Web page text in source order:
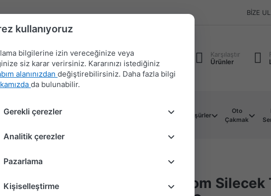
BIZE
Karşılaştır
Ürünler
Far
Sinyal-
Merkezi
Müşürler
Oto
Çakmak
Ford Custom Silecek
kullanıyoruz
bilgilerine izin vereceğinize veya
siz karar verirsiniz. Kararınızı istediğiniz
alanınızdan değiştirebilirsiniz. Daha fazla bilgi
da bulunabilir.
Gerekli çerezler
Analitik çerezler
Pazarlama
Kişiselleştirme